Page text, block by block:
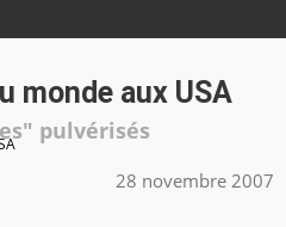
monde aux USA
pulvérisés
28 novembre 2007